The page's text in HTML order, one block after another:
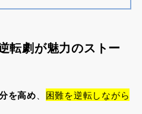
転劇が魅力のストー
を高め、 困難を逆転しながら